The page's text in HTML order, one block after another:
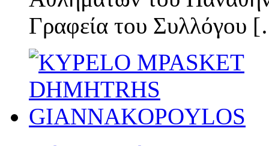
Γραφεία του Συλλόγου